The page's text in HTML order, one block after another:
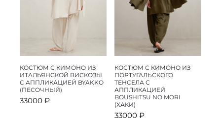
КОСТЮМ С КИМОНО ИЗ
ИТАЛЬЯНСКОЙ ВИСКОЗЫ
С АППЛИКАЦИЕЙ BYAKKO
(ПЕСОЧНЫЙ)
33000 ₽
КОСТЮМ С КИМОНО ИЗ
ПОРТУГАЛЬСКОГО
ТЕНСЕЛА С
АППЛИКАЦИЕЙ
BOUSHITSU NO MORI
(ХАКИ)
33000 ₽